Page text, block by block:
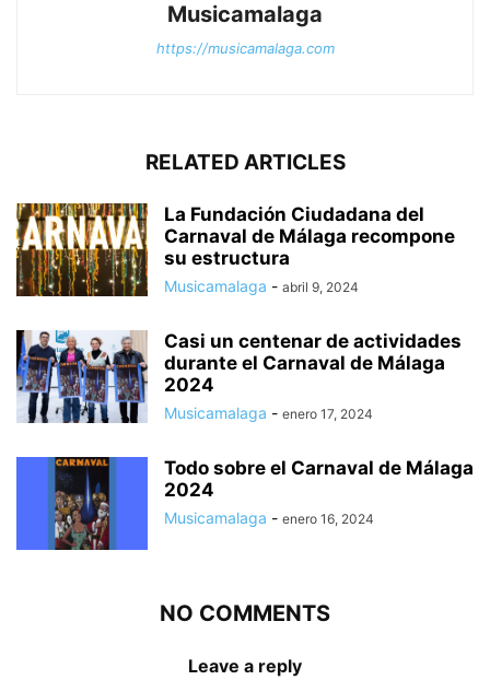
Musicamalaga
https://musicamalaga.com
RELATED ARTICLES
La Fundación Ciudadana del
Carnaval de Málaga recompone
su estructura
Musicamalaga - abril 9, 2024
Casi un centenar de actividades
durante el Carnaval de Málaga
2024
Musicamalaga - enero 17, 2024
Todo sobre el Carnaval de Málaga
2024
Musicamalaga - enero 16, 2024
NO COMMENTS
Leave a reply